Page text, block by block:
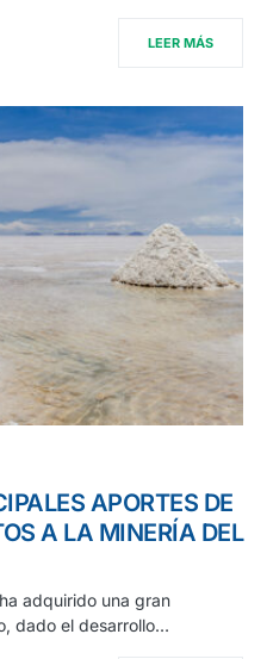
LEER MÁS
APORTES DE
A LA MINERÍA DEL
adquirido una gran
dado el desarrollo…